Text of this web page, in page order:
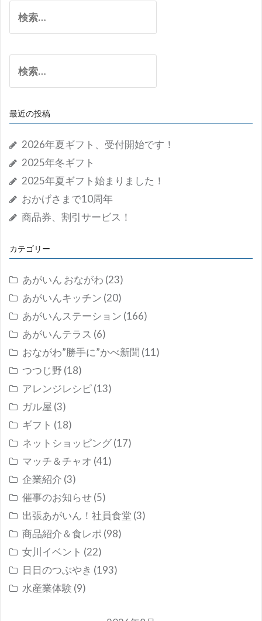
イ
ブ
索:
索:
最近の投稿
2026年夏ギフト、受付開始です！
2025年冬ギフト
2025年夏ギフト始まりました！
おかげさまで10周年
商品券、割引サービス！
カテゴリー
あがいん おながわ (23)
あがいんキッチン (20)
あがいんステーション (166)
あがいんテラス (6)
おながわ”勝手に”かべ新聞 (11)
つつじ野 (18)
アレンジレシピ(13)
ガル屋 (3)
ギフト (18)
ネットショッピング(17)
マッチ＆チャオ (41)
企業紹介 (3)
催事のお知らせ(5)
出張あがいん！社員食堂 (3)
商品紹介＆食レポ (98)
女川イベント (22)
日日のつぶやき (193)
水産業体験 (9)